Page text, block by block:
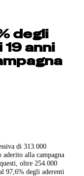
degli
anni
di 313.000
alla campagna
oltre 254.000
97,6% degli aderenti